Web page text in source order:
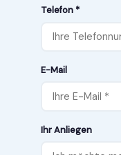
Telefon *
E-Mail
Ihr Anliegen